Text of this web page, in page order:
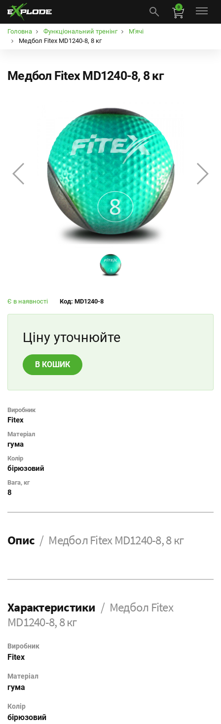
0
Головна Функціональний тренінг
М'ячі
Медбол Fitex MD1240-8, 8 кг
Медбол Fitex MD1240-8, 8 кг
Є в наявності Код: MD1240-8
Ціну уточнюйте
В КОШИК
Виробник
Fitex
Матеріал
гума
Колір
бірюзовий
Вага, кг
8
Опис Медбол Fitex MD1240-8, 8 кг
Характеристики
Медбол Fitex
MD1240-8, 8 кг
Виробник
Fitex
Матеріал
гума
Колір
бірюзовий